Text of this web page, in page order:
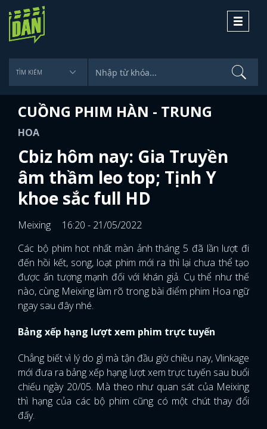
Toggle
CUỒNG PHIM HÀN - TRUNG
HOA
Cbiz hôm nay: Gia Truyền
âm thầm leo top; Tịnh Y
khoe sắc full HD
Meixing
16:20 - 21/05/2022
Các bộ phim hot nhất màn ảnh tháng 5 đã lần lượt đi
đến hồi kết, song, loạt phim mới ra thì lại chưa thể tạo
được ấn tượng mạnh đối với khán giả. Cụ thể như thế
nào, cùng Meixing làm rõ trong bài điểm phim Hoa ngữ
ngay sau đây nhé.
Bảng xếp hạng lượt xem phim trực tuyến
Chẳng biết vì lý do gì mà tận đầu giờ chiều nay, Vlinkage
mới đưa ra bảng xếp hạng lượt xem trực tuyến sau buổi
chiếu ngày 20/05. Mà theo như quan sát của Meixing
thì hạng của các bộ phim cũng có một chút thay đổi
đấy.